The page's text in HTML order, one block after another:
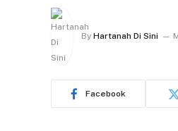
By Hartanah Di Sini
Facebook